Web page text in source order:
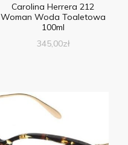
Carolina Herrera 212
Woman Woda Toaletowa
100ml
345,00zł